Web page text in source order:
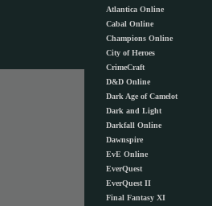
Atlantica Online
Cabal Online
Champions Online
City of Heroes
CrimeCraft
D&D Online
Dark Age of Camelot
Dark and Light
Darkfall Online
Dawnspire
EvE Online
EverQuest
EverQuest II
Final Fantasy XI